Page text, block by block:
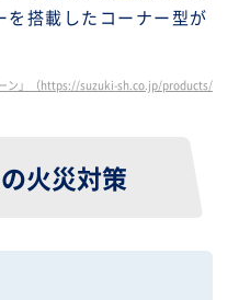
を搭載したコーナー型が
ーン」（https://suzuki-sh.co.jp/products/
火災対策